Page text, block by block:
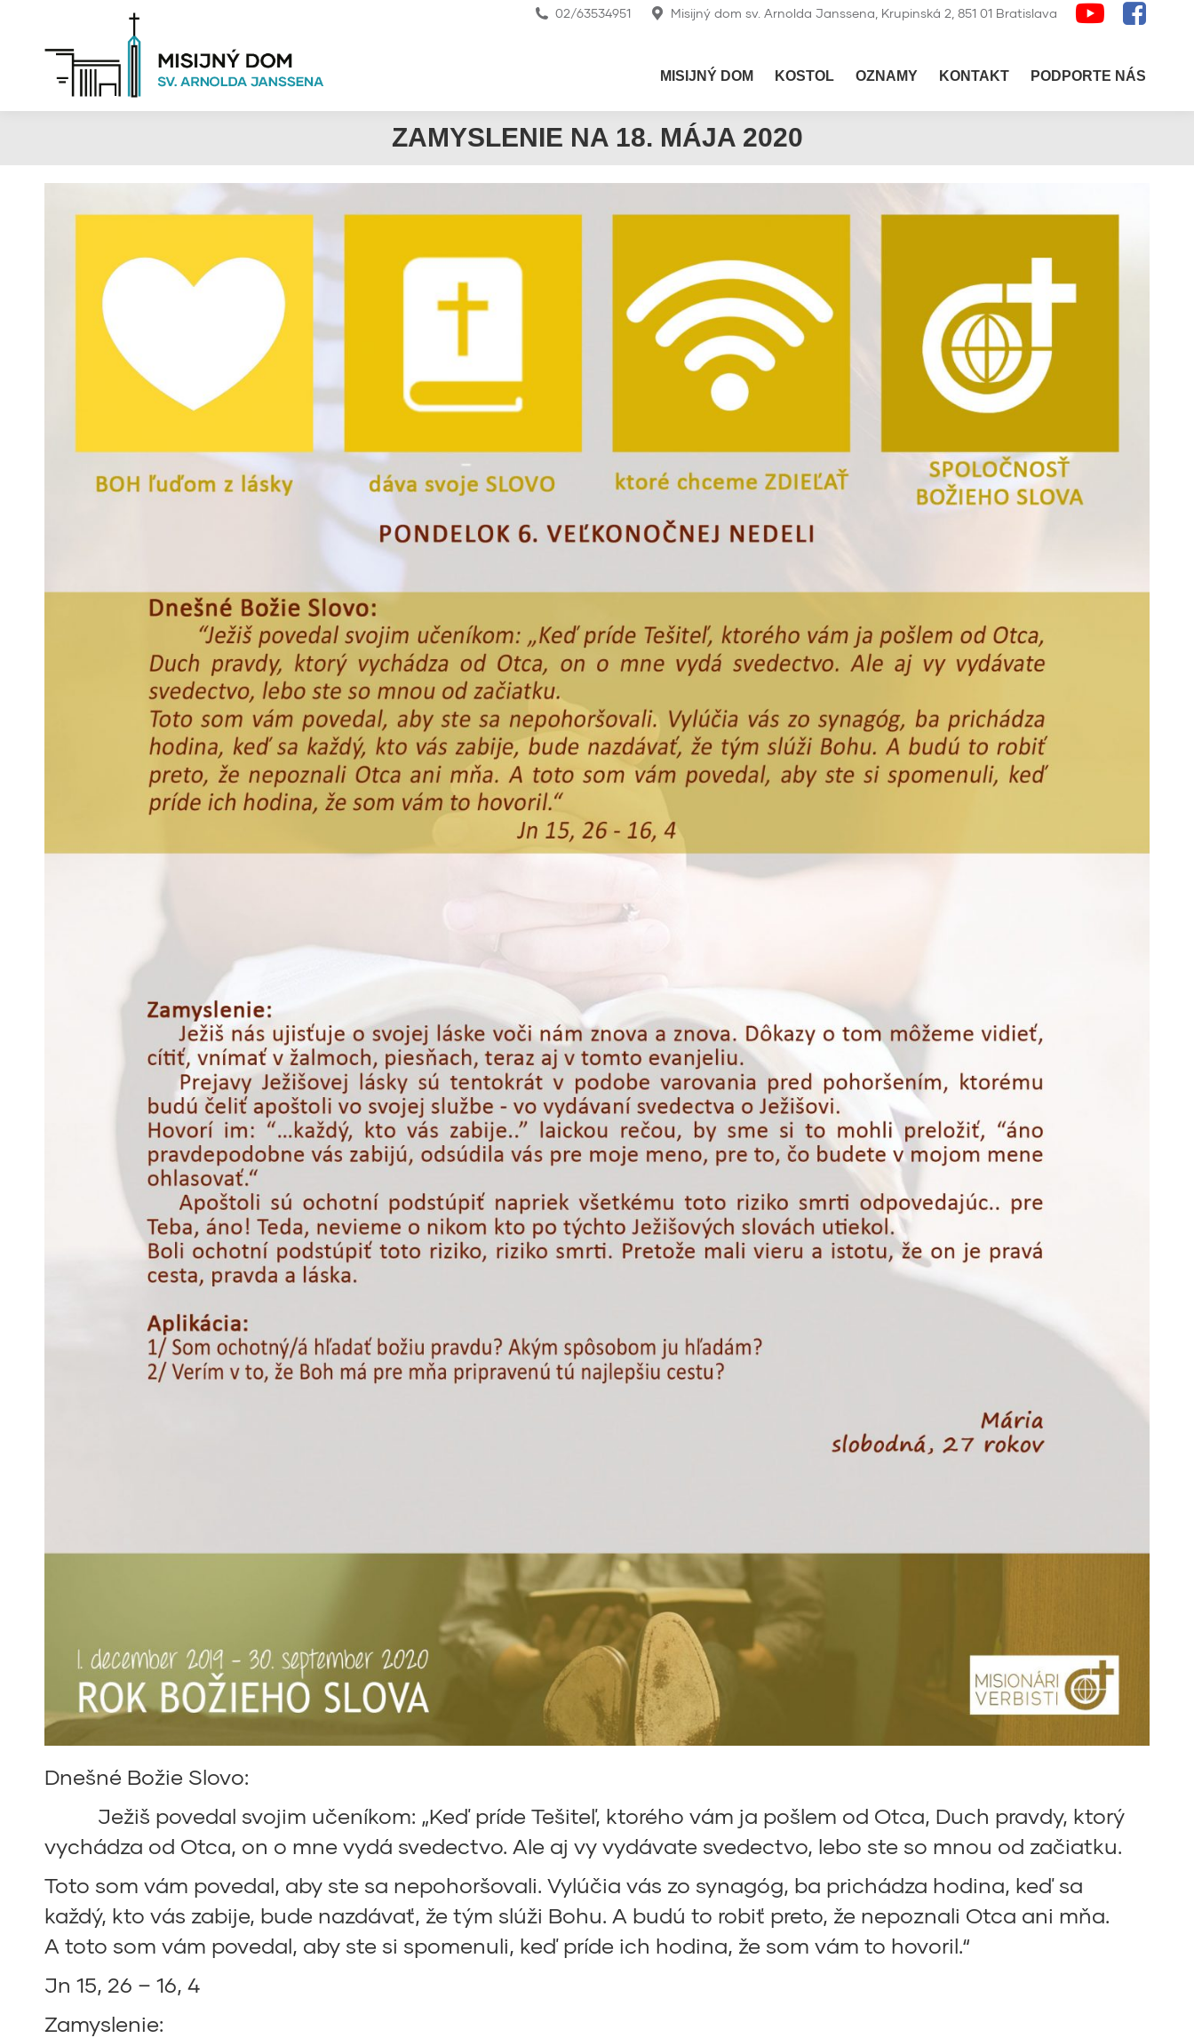
02/63534951 Misijný dom sv. Arnolda Janssena, Krupinská 2, 851 01 Bratislava
MISIJNÝ DOM KOSTOL OZNAMY KONTAKT PODPORTE NÁS
ZAMYSLENIE NA 18. MÁJA 2020
Dnešné Božie Slovo:
Ježiš povedal svojim učeníkom: „Keď príde Tešiteľ, ktorého vám ja pošlem od Otca, Duch pravdy, ktorý
vychádza od Otca, on o mne vydá svedectvo. Ale aj vy vydávate svedectvo, lebo ste so mnou od začiatku.
Toto som vám povedal, aby ste sa nepohoršovali. Vylúčia vás zo synagóg, ba prichádza hodina, keď sa
každý, kto vás zabije, bude nazdávať, že tým slúži Bohu. A budú to robiť preto, že nepoznali Otca ani mňa.
A toto som vám povedal, aby ste si spomenuli, keď príde ich hodina, že som vám to hovoril.“
Jn 15, 26 – 16, 4
Zamyslenie: